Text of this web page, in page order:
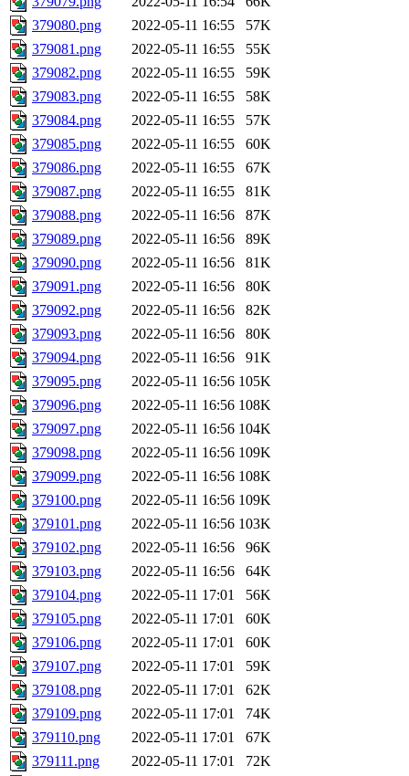
379080.png
2022-05-11 16:55
57K
379081.png
2022-05-11 16:55
55K
379082.png
2022-05-11 16:55
59K
379083.png
2022-05-11 16:55
58K
379084.png
2022-05-11 16:55
57K
379085.png
2022-05-11 16:55
60K
379086.png
2022-05-11 16:55
67K
379087.png
2022-05-11 16:55
81K
379088.png
2022-05-11 16:56
87K
379089.png
2022-05-11 16:56
89K
379090.png
2022-05-11 16:56
81K
379091.png
2022-05-11 16:56
80K
379092.png
2022-05-11 16:56
82K
379093.png
2022-05-11 16:56
80K
379094.png
2022-05-11 16:56
91K
379095.png
2022-05-11 16:56 105K
379096.png
2022-05-11 16:56 108K
379097.png
2022-05-11 16:56 104K
379098.png
2022-05-11 16:56 109K
379099.png
2022-05-11 16:56 108K
379100.png
2022-05-11 16:56 109K
379101.png
2022-05-11 16:56 103K
379102.png
2022-05-11 16:56
96K
379103.png
2022-05-11 16:56
64K
379104.png
2022-05-11 17:01
56K
379105.png
2022-05-11 17:01
60K
379106.png
2022-05-11 17:01
60K
379107.png
2022-05-11 17:01
59K
379108.png
2022-05-11 17:01
62K
379109.png
2022-05-11 17:01
74K
379110.png
2022-05-11 17:01
67K
379111.png
2022-05-11 17:01
72K